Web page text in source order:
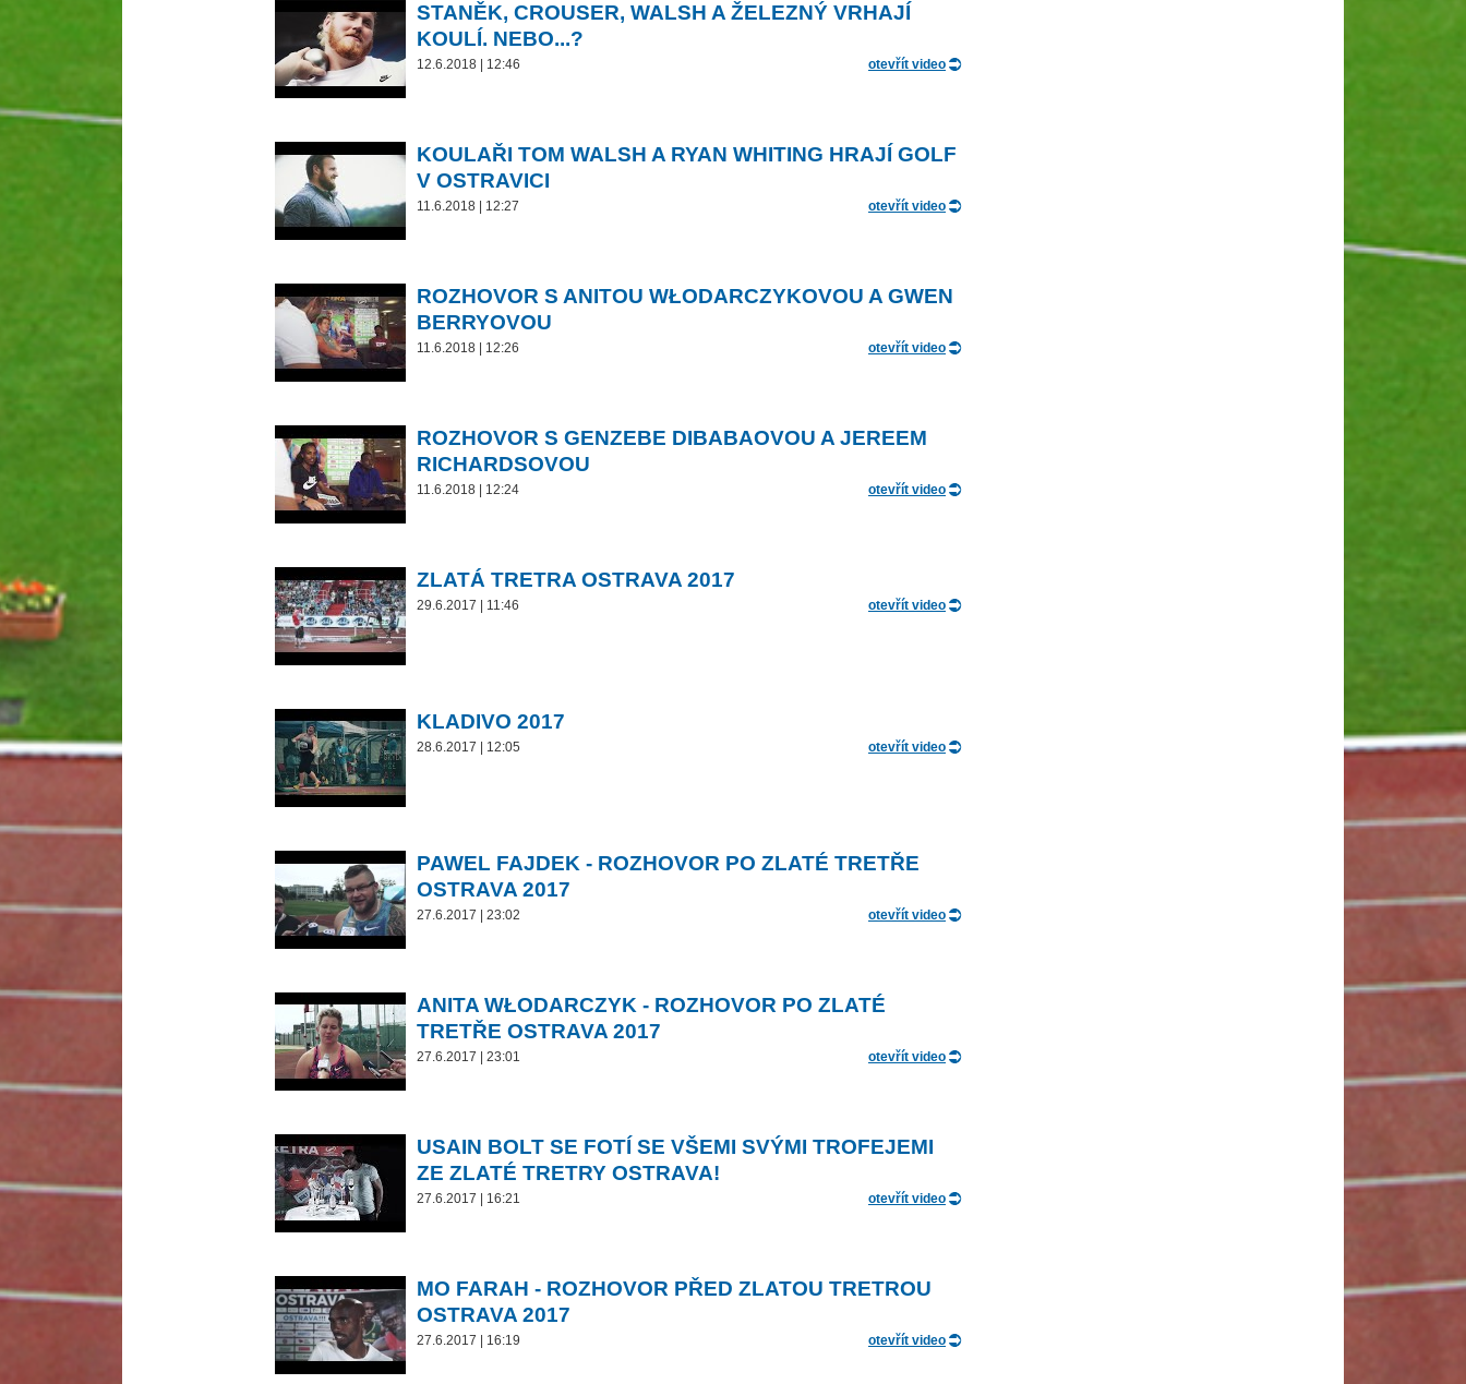
STANĚK, CROUSER, WALSH A ŽELEZNÝ VRHAJÍ
KOULÍ. NEBO...?
12.6.2018 | 12:46 otevřít video
KOULAŘI TOM WALSH A RYAN WHITING HRAJÍ GOLF
V OSTRAVICI
11.6.2018 | 12:27 otevřít video
ROZHOVOR S ANITOU WŁODARCZYKOVOU A GWEN
BERRYOVOU
11.6.2018 | 12:26 otevřít video
ROZHOVOR S GENZEBE DIBABAOVOU A JEREEM
RICHARDSOVOU
11.6.2018 | 12:24 otevřít video
ZLATÁ TRETRA OSTRAVA 2017
29.6.2017 | 11:46 otevřít video
KLADIVO 2017
28.6.2017 | 12:05 otevřít video
PAWEL FAJDEK - ROZHOVOR PO ZLATÉ TRETŘE
OSTRAVA 2017
27.6.2017 | 23:02 otevřít video
ANITA WŁODARCZYK - ROZHOVOR PO ZLATÉ
TRETŘE OSTRAVA 2017
27.6.2017 | 23:01 otevřít video
USAIN BOLT SE FOTÍ SE VŠEMI SVÝMI TROFEJEMI
ZE ZLATÉ TRETRY OSTRAVA!
27.6.2017 | 16:21 otevřít video
MO FARAH - ROZHOVOR PŘED ZLATOU TRETROU
OSTRAVA 2017
27.6.2017 | 16:19 otevřít video